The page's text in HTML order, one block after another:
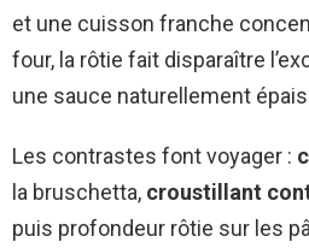
et une cuisson franche
four, la rôtie fait disparaître
une sauce naturellement
Les contrastes font voyager :
la bruschetta, croustillant
puis profondeur rôtie sur les